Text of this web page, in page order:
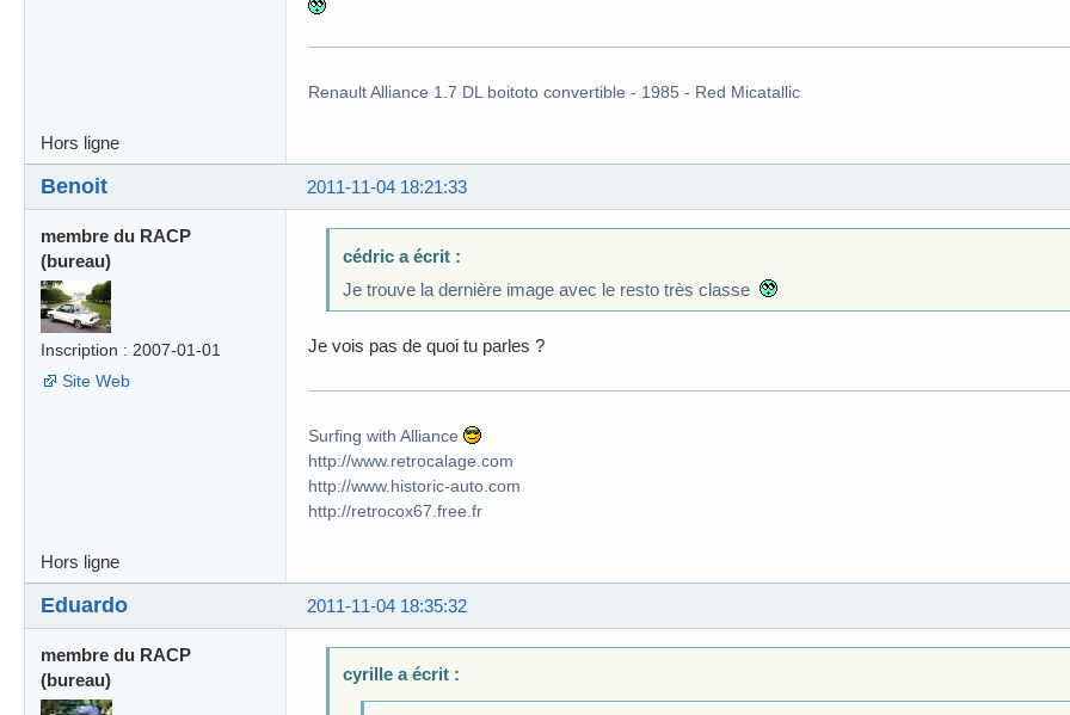
Renault Alliance 1.7 DL boitoto convertible - 1985 - Red Micatallic
Hors ligne
2011-11-04 18:21:33
Benoit
membre du RACP
(bureau)
Inscription : 2007-01-01
Site Web
cédric a écrit :
Je trouve la dernière image avec le resto très classe
Je vois pas de quoi tu parles ?
Surfing with Alliance
http://www.retrocalage.com
http://www.historic-auto.com
http://retrocox67.free.fr
Hors ligne
2011-11-04 18:35:32
Eduardo
membre du RACP
(bureau)
cyrille a écrit :